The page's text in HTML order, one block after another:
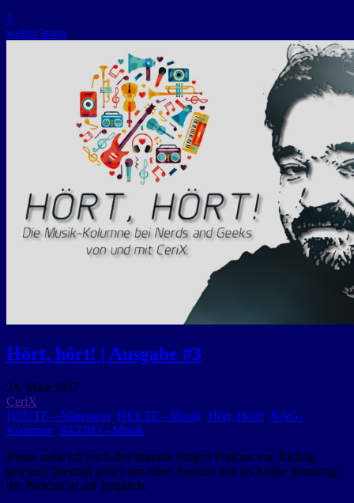
1
weiter lesen
Hört, hört! | Ausgabe #3
24. März 2017
CeriX
HEUTE - Allgemein, HEUTE - Musik, Hört, Hört!, NAG-
Kolumne, RETRO - Musik
Heute stelle ich euch den Impulse Project Podcast vor. Richtig
gelesen! Diesmal geht’s um einen Podcast und als kleine Warnung:
der Podcast ist auf Englisch.